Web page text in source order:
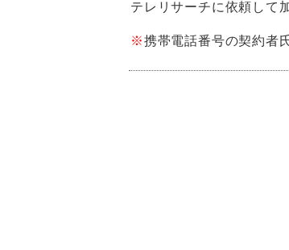
テレリサーチに依頼して
※携帯電話番号の契約者